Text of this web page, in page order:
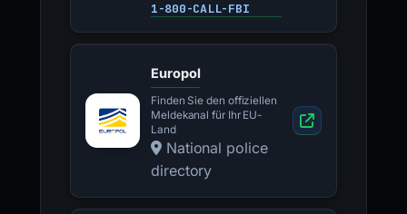
1-800-CALL-FBI
Europol
Finden Sie den offiziellen
Meldekanal für Ihr EU-
Land
National police
directory